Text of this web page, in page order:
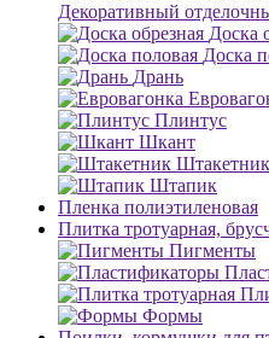
Декоративный
Доска
Доска
Дрань
Плинтус
Шкант
Штакетник
Штапик
Пленка полиэтиленовая
Плитка тротуарная,
Пигменты
Формы